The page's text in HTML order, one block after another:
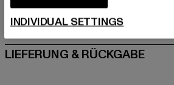
PFLEGEHINWEISE
LIEFERUNG & RÜCKGABE
INDIVIDUAL SETTINGS